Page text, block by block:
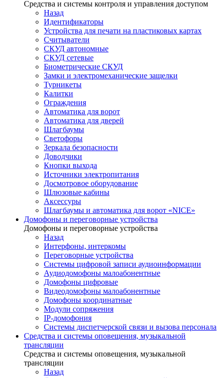
Средства и системы контроля и управления доступом
Назад
Идентификаторы
Устройства для печати на пластиковых картах
Считыватели
СКУД автономные
СКУД сетевые
Биометрические СКУД
Замки и электромеханические защелки
Турникеты
Калитки
Ограждения
Автоматика для ворот
Автоматика для дверей
Шлагбаумы
Светофоры
Зеркала безопасности
Доводчики
Кнопки выхода
Источники электропитания
Досмотровое оборудование
Шлюзовые кабины
Аксессуры
Шлагбаумы и автоматика для ворот «NICE»
Домофоны и переговорные устройства
Домофоны и переговорные устройства
Назад
Интерфоны, интеркомы
Переговорные устройства
Системы цифровой записи аудиоинформации
Аудиодомофоны малоабонентные
Домофоны цифровые
Видеодомофоны малоабонентные
Домофоны координатные
Модули сопряжения
IP-домофония
Системы диспетчерской связи и вызова персонала
Средства и системы оповещения, музыкальной
трансляции
Средства и системы оповещения, музыкальной
трансляции
Назад